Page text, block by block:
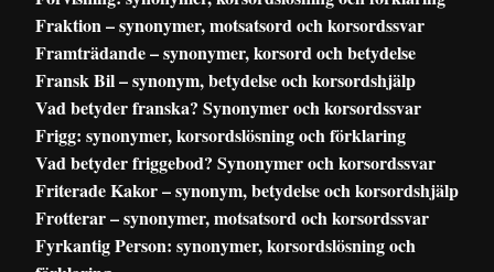
Fraktion – synonymer, motsatsord och korsordssvar
Framträdande – synonymer, korsord och betydelse
Fransk Bil – synonym, betydelse och korsordshjälp
Vad betyder franska? Synonymer och korsordssvar
Frigg: synonymer, korsordslösning och förklaring
Vad betyder friggebod? Synonymer och korsordssvar
Friterade Kakor – synonym, betydelse och korsordshjälp
Frotterar – synonymer, motsatsord och korsordssvar
Fyrkantig Person: synonymer, korsordslösning och